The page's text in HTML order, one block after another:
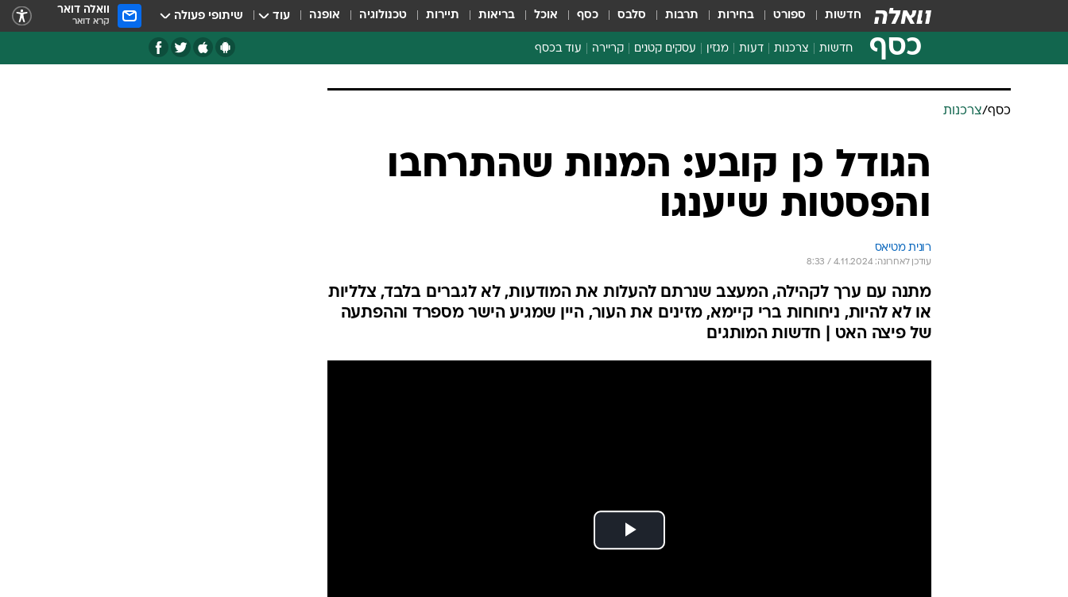
חדשות ספורט בחירות תרבות סלבס כסף אוכל בריאות תיירות טכנולוגיה אופנה עוד שיתופי פעולה וואלה דואר
קרא דואר
כסף חדשות צרכנות
צרכנות פיננסית
דעות מגזין עסקים קטנים קריירה עוד בכסף
הלאונג'
כסף/צרכנות
הגודל כן קובע: המנות שהתרחבו
והפסטות שיענגו
רונית מטיאס
עודכן לאחרונה: 4.11.2024 / 8:33
מתנה עם ערך לקהילה, המעצב שנרתם להעלות את המודעות, לא לגברים בלבד, צלליות
או לא להיות, ניחוחות ברי קיימא, מזינים את העור, היין שמגיע הישר מספרד וההפתעה
של פיצה האט | חדשות המותגים